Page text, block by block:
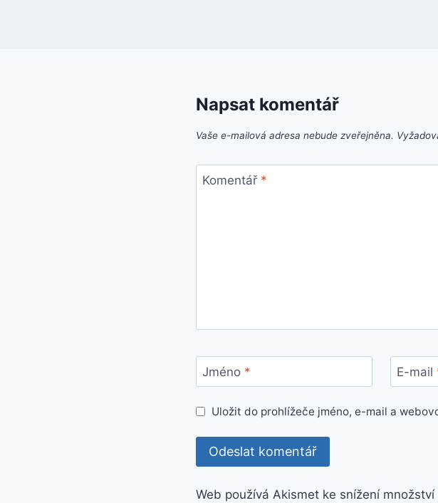
Napsat komentář
Vaše e-mailová adresa nebude zveřejněna.
Komentář *
Jméno * E-mail
Uložit do prohlížeče jméno, e-mail a
Web používá Akismet ke snížení množství